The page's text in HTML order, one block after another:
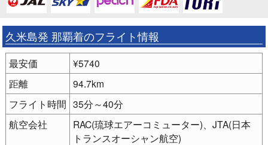
久米島発 那覇着のフライト情報
最安価
¥5740
距離
94.7km
フライト時間 35分～40分
航空会社
RAC(琉球エアーコミューター)、JTA(日本
トランスオーシャン航空)